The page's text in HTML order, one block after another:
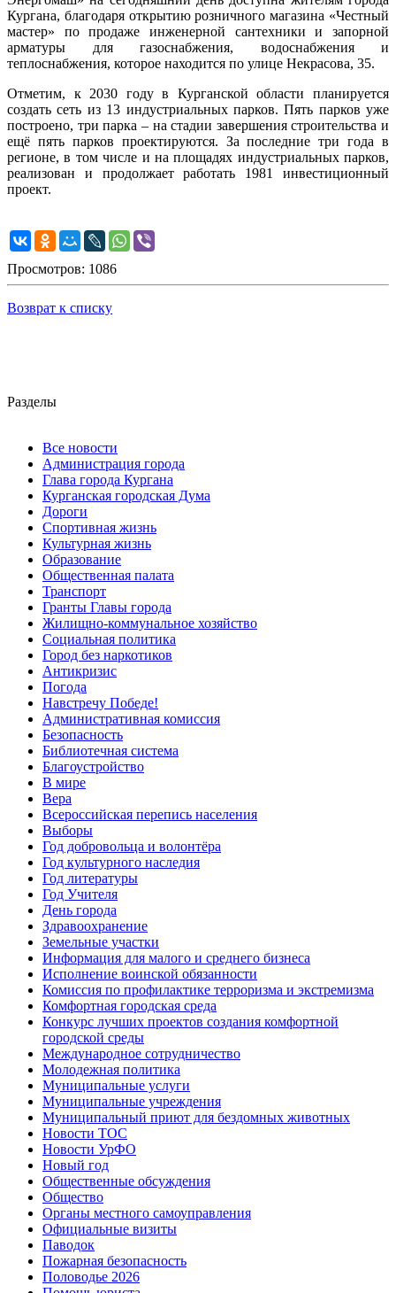
Кургана, благодаря открытию розничного магазина «Честный
мастер» по продаже инженерной сантехники и запорной
арматуры для газоснабжения, водоснабжения и
теплоснабжения, которое находится по улице Некрасова, 35.
Отметим, к 2030 году в Курганской области планируется
создать сеть из 13 индустриальных парков. Пять парков уже
построено, три парка – на стадии завершения строительства и
ещё пять парков проектируются. За последние три года в
регионе, в том числе и на площадях индустриальных парков,
реализован и продолжает работать 1981 инвестиционный
проект.
Просмотров: 1086
Возврат к списку
Разделы
Все новости
Администрация города
Глава города Кургана
Курганская городская Дума
Дороги
Спортивная жизнь
Культурная жизнь
Образование
Общественная палата
Транспорт
Гранты Главы города
Жилищно-коммунальное хозяйство
Социальная политика
Город без наркотиков
Антикризис
Погода
Навстречу Победе!
Административная комиссия
Безопасность
Библиотечная система
Благоустройство
В мире
Вера
Всероссийская перепись населения
Выборы
Год добровольца и волонтёра
Год культурного наследия
Год литературы
Год Учителя
День города
Здравоохранение
Земельные участки
Информация для малого и среднего бизнеса
Исполнение воинской обязанности
Комиссия по профилактике терроризма и экстремизма
Комфортная городская среда
Конкурс лучших проектов создания комфортной
городской среды
Международное сотрудничество
Молодежная политика
Муниципальные услуги
Муниципальные учреждения
Муниципальный приют для бездомных животных
Новости ТОС
Новости УрФО
Новый год
Общественные обсуждения
Общество
Органы местного самоуправления
Официальные визиты
Паводок
Пожарная безопасность
Половодье 2026